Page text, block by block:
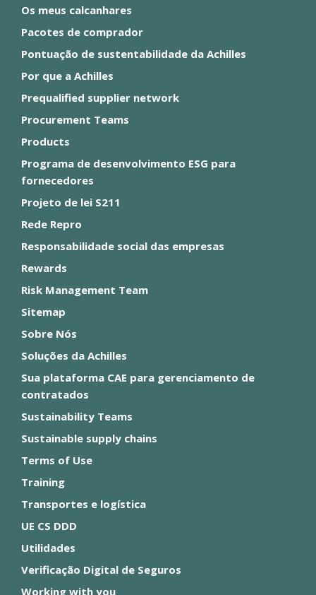
Os meus calcanhares
Pacotes de comprador
Pontuação de sustentabilidade da Achilles
Por que a Achilles
Prequalified supplier network
Procurement Teams
Products
Programa de desenvolvimento ESG para
fornecedores
Projeto de lei S211
Rede Repro
Responsabilidade social das empresas
Rewards
Risk Management Team
Sitemap
Sobre Nós
Soluções da Achilles
Sua plataforma CAE para gerenciamento de
contratados
Sustainability Teams
Sustainable supply chains
Terms of Use
Training
Transportes e logística
UE CS DDD
Utilidades
Verificação Digital de Seguros
Working with you